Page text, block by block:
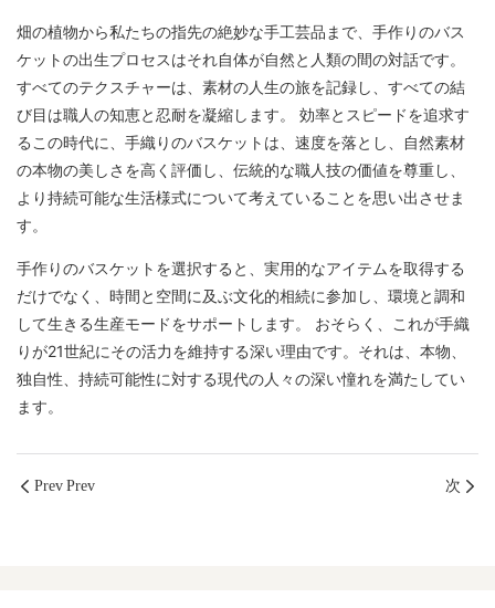
畑の植物から私たちの指先の絶妙な手工芸品まで、手作りのバス
ケットの出生プロセスはそれ自体が自然と人類の間の対話です。
すべてのテクスチャーは、素材の人生の旅を記録し、すべての結
び目は職人の知恵と忍耐を凝縮します。 効率とスピードを追求す
るこの時代に、手織りのバスケットは、速度を落とし、自然素材
の本物の美しさを高く評価し、伝統的な職人技の価値を尊重し、
より持続可能な生活様式について考えていることを思い出させま
す。
手作りのバスケットを選択すると、実用的なアイテムを取得する
だけでなく、時間と空間に及ぶ文化的相続に参加し、環境と調和
して生きる生産モードをサポートします。 おそらく、これが手織
りが21世紀にその活力を維持する深い理由です。それは、本物、
独自性、持続可能性に対する現代の人々の深い憧れを満たしてい
ます。
Prev Prev 次